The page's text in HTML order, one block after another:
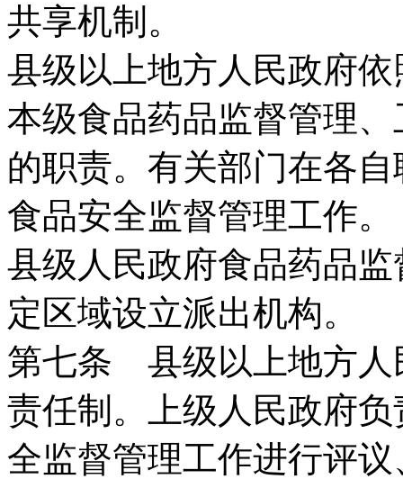
共享机制。
县级以上地方人民政府
本级食品药品监督管理
的职责。有关部门在各
食品安全监督管理工作。
县级人民政府食品药品
定区域设立派出机构。
第七条 县级以上地方人
责任制。上级人民政府
全监督管理工作进行评